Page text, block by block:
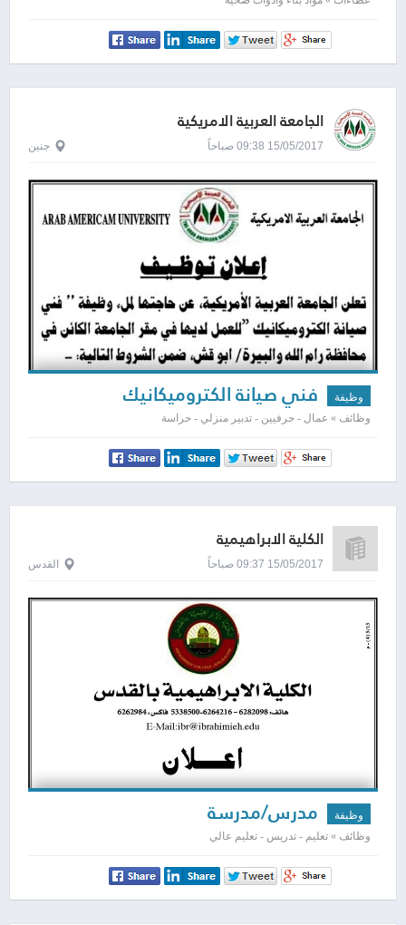
الجامعة العربية الامريكية
15/05/2017 09:38 صباحاً جنين
وظيفة فني صيانة الكتروميكانيك
وظائف » عمال - حرفيين - تدبير منزلي - حراسة
الكلية الابراهيمية
15/05/2017 09:37 صباحاً القدس
وظيفة مدرس/مدرسة
وظائف » تعليم - تدريس - تعليم عالي